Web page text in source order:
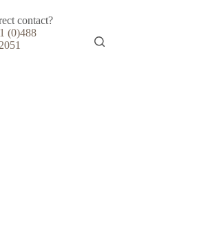
contact?
(0)488